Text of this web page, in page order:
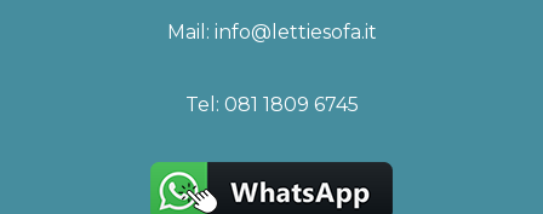
Mail: info@lettiesofa.it
Tel: 081 1809 6745